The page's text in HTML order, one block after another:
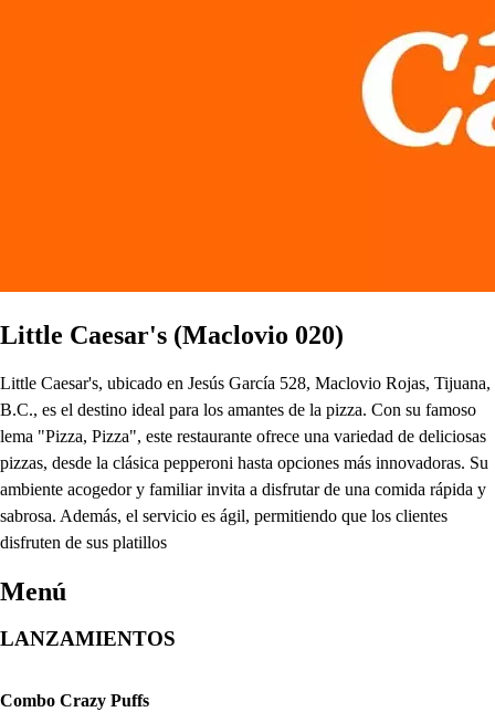
Little Caesar's (Maclovio 020)
Little Caesar's, ubicado en Jesús García 528, Maclovio Rojas, Tijuana,
B.C., es el destino ideal para los amantes de la pizza. Con su famoso
lema "Pizza, Pizza", este restaurante ofrece una variedad de deliciosas
pizzas, desde la clásica pepperoni hasta opciones más innovadoras. Su
ambiente acogedor y familiar invita a disfrutar de una comida rápida y
sabrosa. Además, el servicio es ágil, permitiendo que los clientes
disfruten de sus platillos
Menú
LANZAMIENTOS
Combo Crazy Puffs